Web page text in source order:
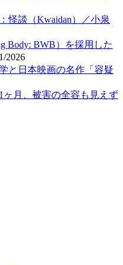
怪談（Kwaidan）／小泉
Body: BWB）を採用した
2026
と日本映画の名作「容疑
ヶ月、被害の全容も見えず